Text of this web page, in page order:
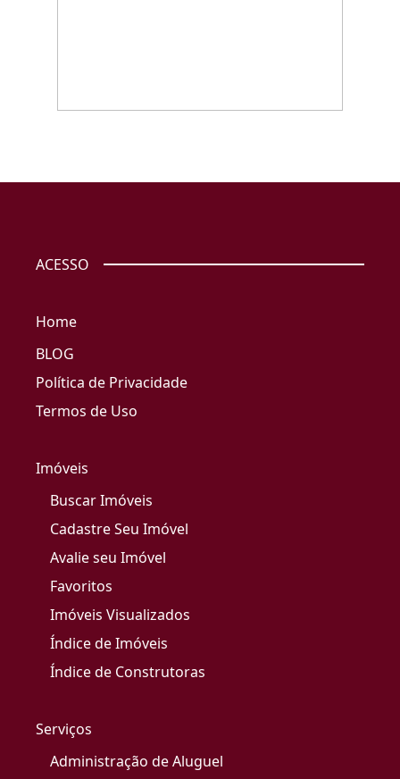
ACESSO
Home
BLOG
Política de Privacidade
Termos de Uso
Imóveis
Buscar Imóveis
Cadastre Seu Imóvel
Avalie seu Imóvel
Favoritos
Imóveis Visualizados
Índice de Imóveis
Índice de Construtoras
Serviços
Administração de Aluguel